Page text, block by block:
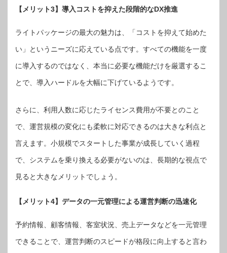
【メリット3】導入コストを抑えた段階的なDX推進
ライトパッケージの最大の魅力は、「コストを抑えて始めた
い」というニーズに応えている点です。すべての機能を一度
に導入するのではなく、本当に必要な機能だけを厳選するこ
とで、導入ハードルを大幅に下げているようです。
さらに、利用人数に応じたライセンス費用が不要とのこと
で、運営規模の変化にも柔軟に対応できるのは大きな利点と
言えます。小規模でスタートした事業が成長していく過程
で、システムを乗り換える必要がないのは、長期的な視点で
見ると大きなメリットでしょう。
【メリット4】データの一元管理による運営判断の迅速化
予約情報、顧客情報、客室状況、売上データなどを一元管理
できることで、運営判断のスピードが格段に向上すると言わ